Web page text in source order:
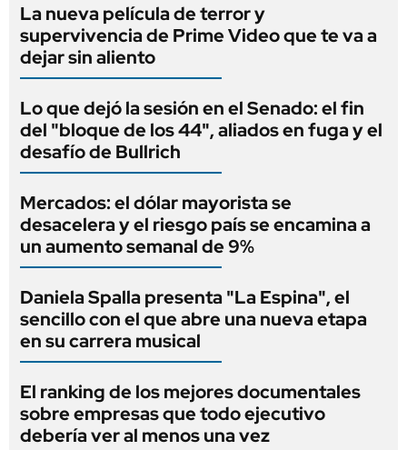
La nueva película de terror y
supervivencia de Prime Video que te va a
dejar sin aliento
Lo que dejó la sesión en el Senado: el fin
del "bloque de los 44", aliados en fuga y el
desafío de Bullrich
Mercados: el dólar mayorista se
desacelera y el riesgo país se encamina a
un aumento semanal de 9%
Daniela Spalla presenta "La Espina", el
sencillo con el que abre una nueva etapa
en su carrera musical
El ranking de los mejores documentales
sobre empresas que todo ejecutivo
debería ver al menos una vez